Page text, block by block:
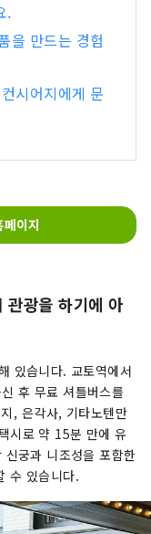
.
을 만드는 경험
시어지에게 문
이지
관광을 하기에 아
있습니다. 교토역에서
후 무료 셔틀버스를
, 은각사, 기타노텐만
시로 약 15분 만에 유
궁과 니조성을 포함한
수 있습니다.